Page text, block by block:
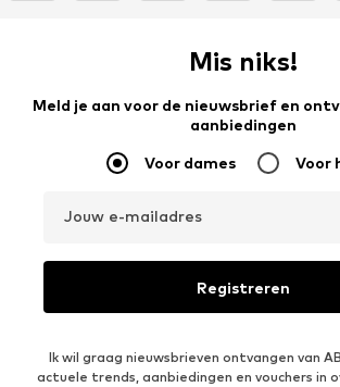
Mis niks!
Meld je aan voor de nieuwsbrief en
aanbiedingen
Voor dames Voor
Jouw e-mailadres
Registreren
Ik wil graag nieuwsbrieven ontvangen van
actuele trends, aanbiedingen en vouchers in